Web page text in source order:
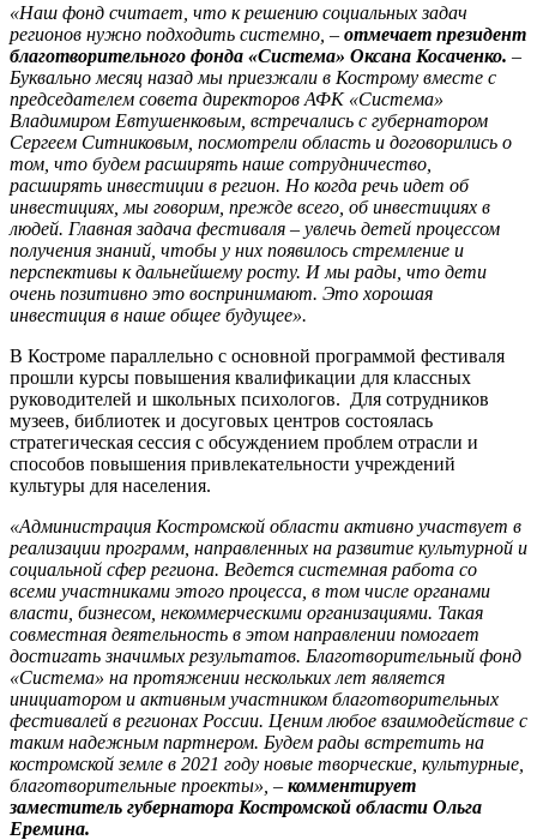
«Наш фонд считает, что к решению социальных задач
регионов нужно подходить системно, – отмечает президент
благотворительного фонда «Система» Оксана Косаченко. –
Буквально месяц назад мы приезжали в Кострому вместе с
председателем совета директоров АФК «Система»
Владимиром Евтушенковым, встречались с губернатором
Сергеем Ситниковым, посмотрели область и договорились о
том, что будем расширять наше сотрудничество,
расширять инвестиции в регион. Но когда речь идет об
инвестициях, мы говорим, прежде всего, об инвестициях в
людей. Главная задача фестиваля – увлечь детей процессом
получения знаний, чтобы у них появилось стремление и
перспективы к дальнейшему росту. И мы рады, что дети
очень позитивно это воспринимают. Это хорошая
инвестиция в наше общее будущее».
В Костроме параллельно с основной программой фестиваля
прошли курсы повышения квалификации для классных
руководителей и школьных психологов. Для сотрудников
музеев, библиотек и досуговых центров состоялась
стратегическая сессия с обсуждением проблем отрасли и
способов повышения привлекательности учреждений
культуры для населения.
«Администрация Костромской области активно участвует в
реализации программ, направленных на развитие культурной и
социальной сфер региона. Ведется системная работа со
всеми участниками этого процесса, в том числе органами
власти, бизнесом, некоммерческими организациями. Такая
совместная деятельность в этом направлении помогает
достигать значимых результатов. Благотворительный фонд
«Система» на протяжении нескольких лет является
инициатором и активным участником благотворительных
фестивалей в регионах России. Ценим любое взаимодействие с
таким надежным партнером. Будем рады встретить на
костромской земле в 2021 году новые творческие, культурные,
благотворительные проекты», – комментирует
заместитель губернатора Костромской области Ольга
Еремина.